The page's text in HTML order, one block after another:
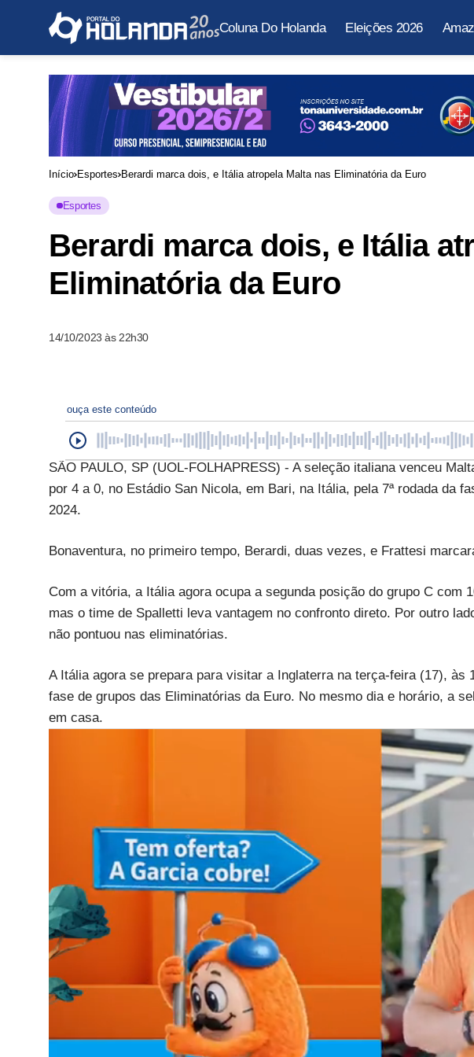
Coluna Do Holanda Eleições 2026
Início Esportes Berardi marca dois, e Itália atropela Malta nas Eliminatória da Euro
Esportes
Berardi marca dois, e Itália
Eliminatória da Euro
14/10/2023 às 22h30
ouça este conteúdo
SÃO PAULO, SP (UOL-FOLHAPRESS) - A seleção italiana venceu
por 4 a 0, no Estádio San Nicola, em Bari, na Itália, pela 7ª rodada da
2024.
Bonaventura, no primeiro tempo, Berardi, duas vezes, e Frattesi
Com a vitória, a Itália agora ocupa a segunda posição do grupo C com
mas o time de Spalletti leva vantagem no confronto direto. Por outro
não pontuou nas eliminatórias.
A Itália agora se prepara para visitar a Inglaterra na terça-feira (17), às
fase de grupos das Eliminatórias da Euro. No mesmo dia e horário, a
em casa.